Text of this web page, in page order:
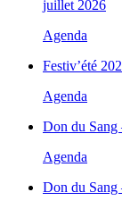
juillet 2026
Agenda
Festiv’été
Agenda
Don du Sang
Agenda
Don du Sang